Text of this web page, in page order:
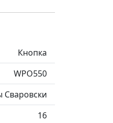
Кнопка
WPO550
Сваровски
16